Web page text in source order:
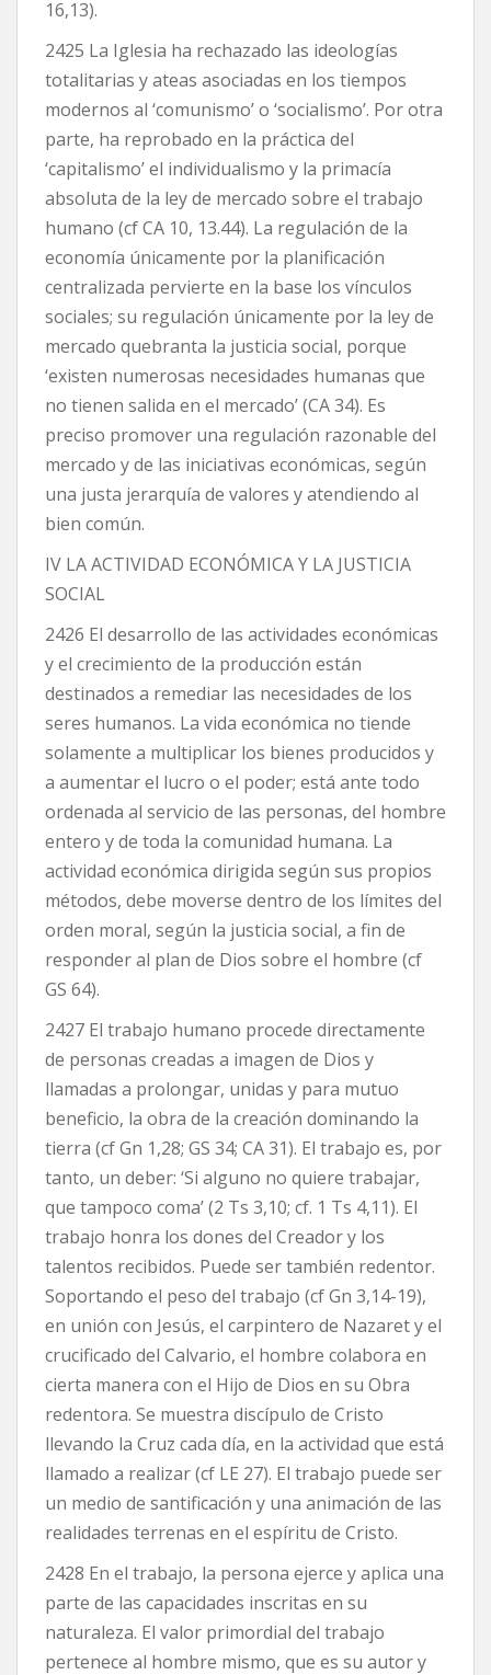
16,13).
2425 La Iglesia ha rechazado las ideologías
totalitarias y ateas asociadas en los tiempos
modernos al ‘comunismo’ o ‘socialismo’. Por otra
parte, ha reprobado en la práctica del
‘capitalismo’ el individualismo y la primacía
absoluta de la ley de mercado sobre el trabajo
humano (cf CA 10, 13.44). La regulación de la
economía únicamente por la planificación
centralizada pervierte en la base los vínculos
sociales; su regulación únicamente por la ley de
mercado quebranta la justicia social, porque
‘existen numerosas necesidades humanas que
no tienen salida en el mercado’ (CA 34). Es
preciso promover una regulación razonable del
mercado y de las iniciativas económicas, según
una justa jerarquía de valores y atendiendo al
bien común.
IV LA ACTIVIDAD ECONÓMICA Y LA JUSTICIA
SOCIAL
2426 El desarrollo de las actividades económicas
y el crecimiento de la producción están
destinados a remediar las necesidades de los
seres humanos. La vida económica no tiende
solamente a multiplicar los bienes producidos y
a aumentar el lucro o el poder; está ante todo
ordenada al servicio de las personas, del hombre
entero y de toda la comunidad humana. La
actividad económica dirigida según sus propios
métodos, debe moverse dentro de los límites del
orden moral, según la justicia social, a fin de
responder al plan de Dios sobre el hombre (cf
GS 64).
2427 El trabajo humano procede directamente
de personas creadas a imagen de Dios y
llamadas a prolongar, unidas y para mutuo
beneficio, la obra de la creación dominando la
tierra (cf Gn 1,28; GS 34; CA 31). El trabajo es, por
tanto, un deber: ‘Si alguno no quiere trabajar,
que tampoco coma’ (2 Ts 3,10; cf. 1 Ts 4,11). El
trabajo honra los dones del Creador y los
talentos recibidos. Puede ser también redentor.
Soportando el peso del trabajo (cf Gn 3,14-19),
en unión con Jesús, el carpintero de Nazaret y el
crucificado del Calvario, el hombre colabora en
cierta manera con el Hijo de Dios en su Obra
redentora. Se muestra discípulo de Cristo
llevando la Cruz cada día, en la actividad que está
llamado a realizar (cf LE 27). El trabajo puede ser
un medio de santificación y una animación de las
realidades terrenas en el espíritu de Cristo.
2428 En el trabajo, la persona ejerce y aplica una
parte de las capacidades inscritas en su
naturaleza. El valor primordial del trabajo
pertenece al hombre mismo, que es su autor y